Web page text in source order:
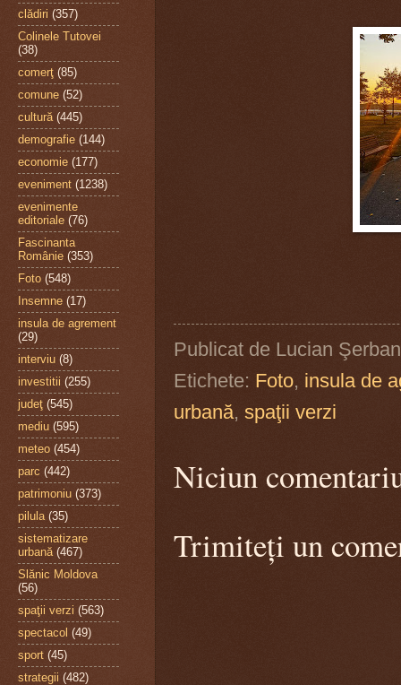
Publicat de Lucian Şerban
Etichete: Foto, insula de
urbană, spaţii verzi
Niciun
Trimiteți un
clădiri (357)
Colinele Tutovei
(38)
comerţ (85)
comune (52)
cultură (445)
demografie (144)
economie (177)
eveniment (1238)
evenimente
editoriale (76)
Fascinanta
Românie (353)
Foto (548)
Insemne (17)
insula de agrement
(29)
interviu (8)
investitii (255)
judeţ (545)
mediu (595)
meteo (454)
parc (442)
patrimoniu (373)
pilula (35)
sistematizare
urbană (467)
Slănic Moldova
(56)
spaţii verzi (563)
spectacol (49)
sport (45)
strategii (482)